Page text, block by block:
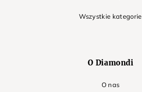
Wszystkie kategorie
O Diamondi
O nas